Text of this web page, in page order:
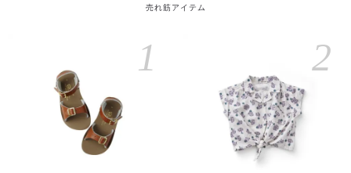
売れ筋アイテム
1 2